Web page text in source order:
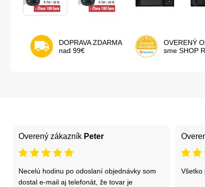
DOPRAVA ZDARMA
nad 99€
OVERENÝ
sme SHOP
Overený zákazník Peter
Necelú hodinu po odoslaní objednávky som
dostal e-mail aj telefonát, že tovar je
Všetko